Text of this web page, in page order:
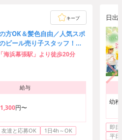
キープ
方OK＆髪色自由／人気スポ
ビール売り子スタッフ！友
★時給3,000円可
海浜幕張駅」より徒歩20分
給与
1,300円〜
友達と応募OK
1日4h～OK
日出
幼
即日
平日